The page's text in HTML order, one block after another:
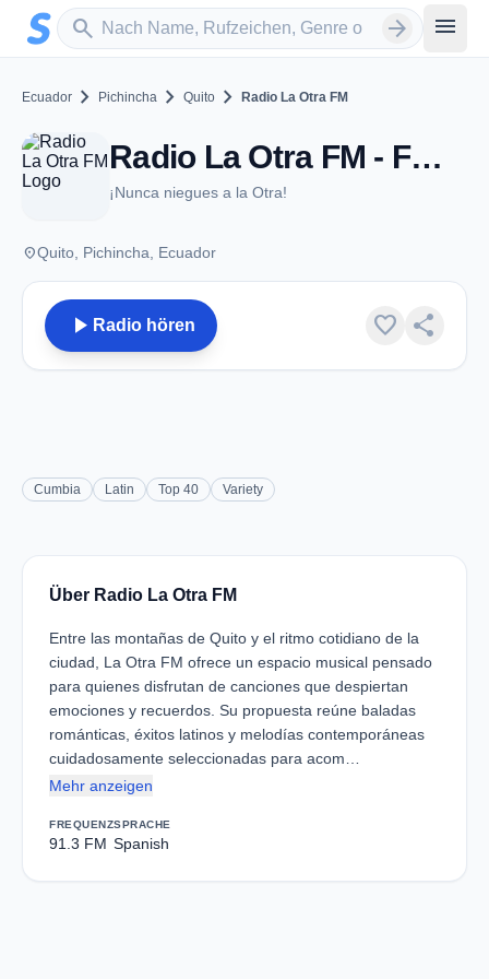
Zum Hauptinhalt springen
search
Sender suchen arrow_forward menu
Ecuador chevron_right Pichincha chevron_right Quito chevron_right Radio La Otra FM
Radio La Otra FM - FM 91.3 - Quito
¡Nunca niegues a la Otra!
placeQuito, Pichincha, Ecuador
play_arrow Radio hören favorite share
Cumbia Latin Top 40 Variety
Über Radio La Otra FM
Entre las montañas de Quito y el ritmo cotidiano de la
ciudad, La Otra FM ofrece un espacio musical pensado
para quienes disfrutan de canciones que despiertan
emociones y recuerdos. Su propuesta reúne baladas
románticas, éxitos latinos y melodías contemporáneas
cuidadosamente seleccionadas para acom…
Mehr anzeigen
FREQUENZ
91.3 FM
SPRACHE
Spanish